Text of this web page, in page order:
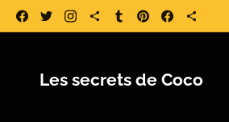
https://www.lessecretsdecoco.fr/ https://
Les secrets de Coco